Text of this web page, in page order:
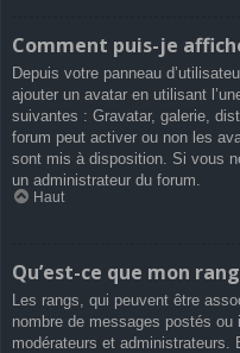
Comment puis-je
Depuis votre panneau
ajouter un avatar en utilisant
suivantes : Gravatar, galerie,
forum peut activer ou non les
sont mis à disposition. Si vous
un administrateur du forum.
Haut
Qu’est-ce que mon
Les rangs, qui peuvent être
nombre de messages postés
modérateurs et administrateurs.